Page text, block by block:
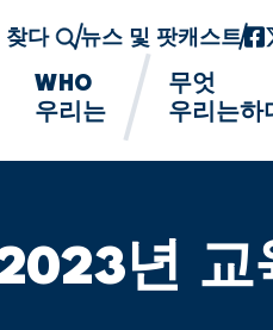
찾다 뉴스 및 팟캐스트페
WHO
우리는
무엇
우리는하
년